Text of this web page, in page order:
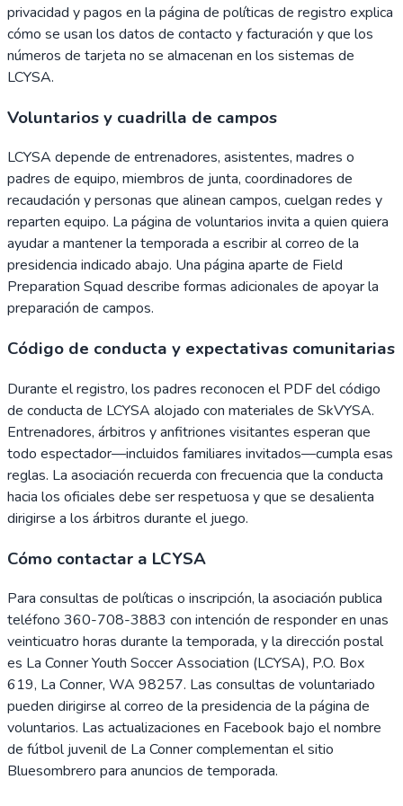
privacidad y pagos en la página de políticas de registro explica
cómo se usan los datos de contacto y facturación y que los
números de tarjeta no se almacenan en los sistemas de
LCYSA.
Voluntarios y cuadrilla de campos
LCYSA depende de entrenadores, asistentes, madres o
padres de equipo, miembros de junta, coordinadores de
recaudación y personas que alinean campos, cuelgan redes y
reparten equipo. La página de voluntarios invita a quien quiera
ayudar a mantener la temporada a escribir al correo de la
presidencia indicado abajo. Una página aparte de Field
Preparation Squad describe formas adicionales de apoyar la
preparación de campos.
Código de conducta y expectativas comunitarias
Durante el registro, los padres reconocen el PDF del código
de conducta de LCYSA alojado con materiales de SkVYSA.
Entrenadores, árbitros y anfitriones visitantes esperan que
todo espectador—incluidos familiares invitados—cumpla esas
reglas. La asociación recuerda con frecuencia que la conducta
hacia los oficiales debe ser respetuosa y que se desalienta
dirigirse a los árbitros durante el juego.
Cómo contactar a LCYSA
Para consultas de políticas o inscripción, la asociación publica
teléfono 360-708-3883 con intención de responder en unas
veinticuatro horas durante la temporada, y la dirección postal
es La Conner Youth Soccer Association (LCYSA), P.O. Box
619, La Conner, WA 98257. Las consultas de voluntariado
pueden dirigirse al correo de la presidencia de la página de
voluntarios. Las actualizaciones en Facebook bajo el nombre
de fútbol juvenil de La Conner complementan el sitio
Bluesombrero para anuncios de temporada.